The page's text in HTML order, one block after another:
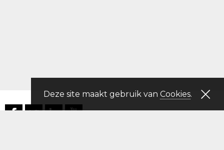
Deze site maakt gebruik van Cookies.